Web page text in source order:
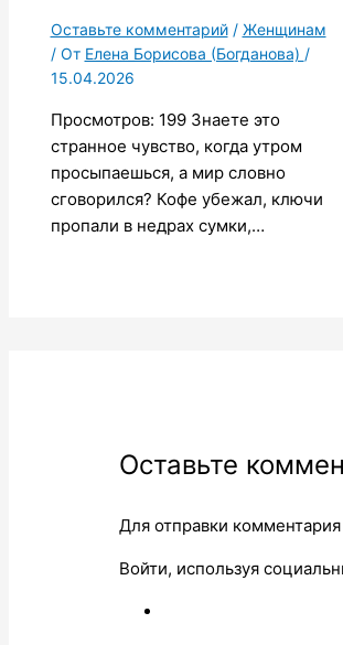
Оставьте комментарий / Женщинам
/ От Елена Борисова (Богданова) /
15.04.2026
Просмотров: 199 Знаете это
странное чувство, когда утром
просыпаешься, а мир словно
сговорился? Кофе убежал, ключи
пропали в недрах сумки,…
Оставьте
Для отправки
Войти, используя